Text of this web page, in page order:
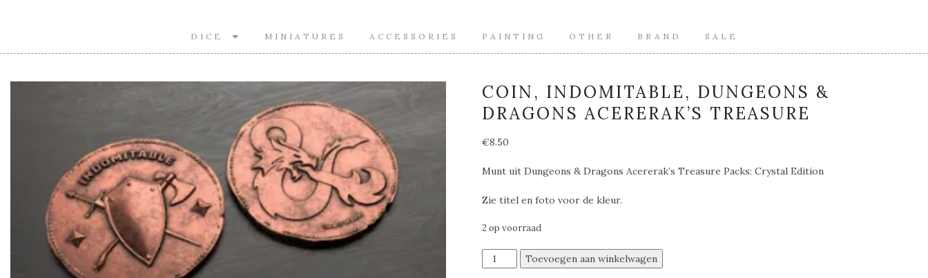
DICE MINIATURES ACCESSORIES PAINTING OTHER BRAND SALE
COIN, INDOMITABLE, DUNGEONS &
DRAGONS ACERERAK’S TREASURE
€8.50
Munt uit Dungeons & Dragons Acererak’s Treasure Packs: Crystal Edition
Zie titel en foto voor de kleur.
2 op voorraad
Coin,
Indomitable,
Toevoegen aan winkelwagen